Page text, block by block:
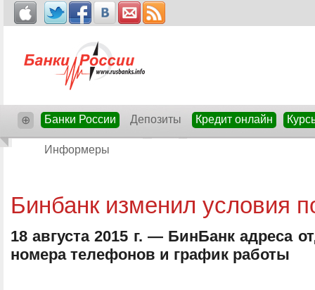
⊕ Банки России Депозиты Кредит онлайн
Информеры
Бинбанк изменил условия
18 августа 2015 г. — БинБанк адреса
номера телефонов и график работы